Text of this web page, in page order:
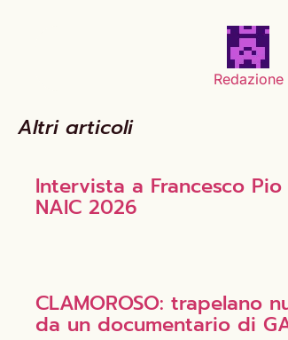
Redazione
Altri articoli
Intervista a Francesco
NAIC 2026
CLAMOROSO: trapelano
da un documentario di